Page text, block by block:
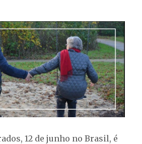
12 de junho no Brasil, é